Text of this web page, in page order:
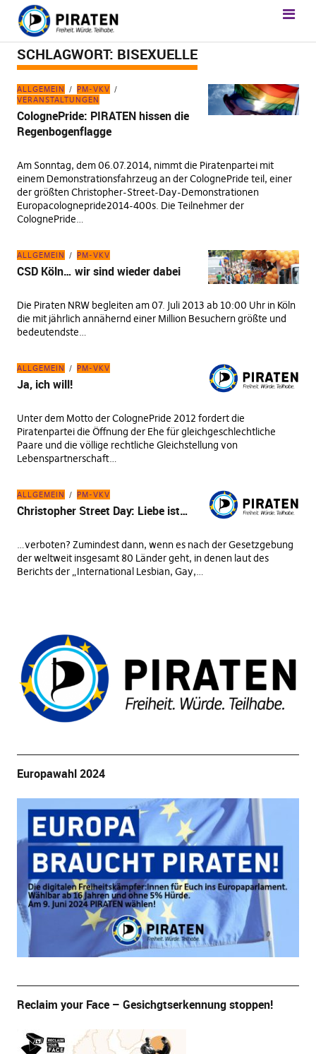
SCHLAGWORT: BISEXUELLE
ALLGEMEIN
PM-VKV
VERANSTALTUNGEN
ColognePride: PIRATEN hissen die
Regenbogenflagge
Am Sonntag, dem 06.07.2014, nimmt die Piratenpartei mit
einem Demonstrationsfahrzeug an der ColognePride teil, einer
der größten Christopher-Street-Day-Demonstrationen
Europacolognepride2014-400s. Die Teilnehmer der
ColognePride…
ALLGEMEIN PM-VKV
CSD Köln… wir sind wieder dabei
Die Piraten NRW begleiten am 07. Juli 2013 ab 10:00 Uhr in Köln
die mit jährlich annähernd einer Million Besuchern größte und
bedeutendste…
ALLGEMEIN PM-VKV
Ja, ich will!
Unter dem Motto der ColognePride 2012 fordert die
Piratenpartei die Öffnung der Ehe für gleichgeschlechtliche
Paare und die völlige rechtliche Gleichstellung von
Lebenspartnerschaft…
ALLGEMEIN PM-VKV
Christopher Street Day: Liebe ist…
…verboten? Zumindest dann, wenn es nach der Gesetzgebung
der weltweit insgesamt 80 Länder geht, in denen laut des
Berichts der „International Lesbian, Gay,…
Europawahl 2024
Reclaim your Face – Gesichgtserkennung stoppen!